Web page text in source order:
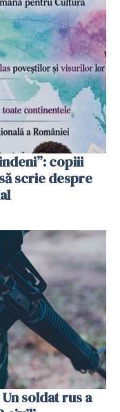
copiii
scrie despre
soldat rus a